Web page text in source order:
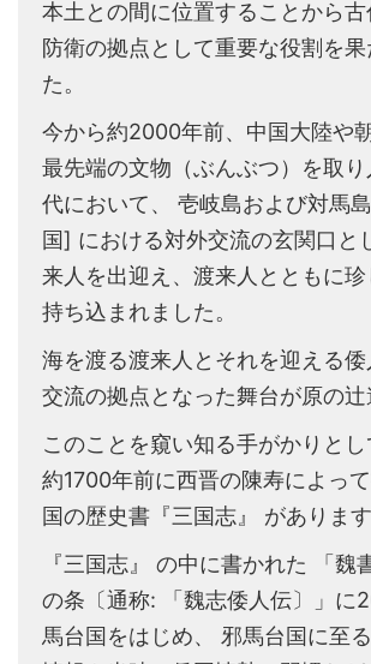
本土との間に位置することから
防衛の拠点として重要な役割を
た。
今から約2000年前、中国大陸や
最先端の文物（ぶんぶつ）を取
代において、 壱岐島および対馬
国] における対外交流の玄関口と
来人を出迎え、渡来人とともに
持ち込まれました。
海を渡る渡来人とそれを迎える倭
交流の拠点となった舞台が原の辻
このことを窺い知る手がかりとし
約1700年前に西晋の陳寿によっ
国の歴史書『三国志』 があります
『三国志』 の中に書かれた 「魏
の条〔通称: 「魏志倭人伝〕」に
馬台国をはじめ、 邪馬台国に至